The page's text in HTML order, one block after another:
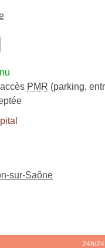
accès PMR (parking,
sur-Saône
24h/24